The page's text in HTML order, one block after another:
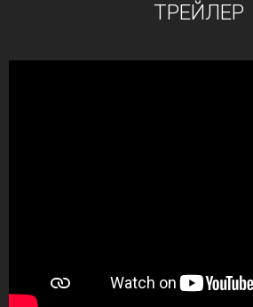
ТРЕЙЛЕР